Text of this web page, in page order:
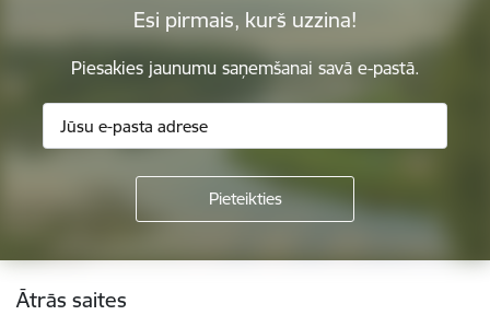
Esi pirmais, kurš uzzina!
Piesakies jaunumu saņemšanai savā e-pastā.
Kājene
Ātrās saites